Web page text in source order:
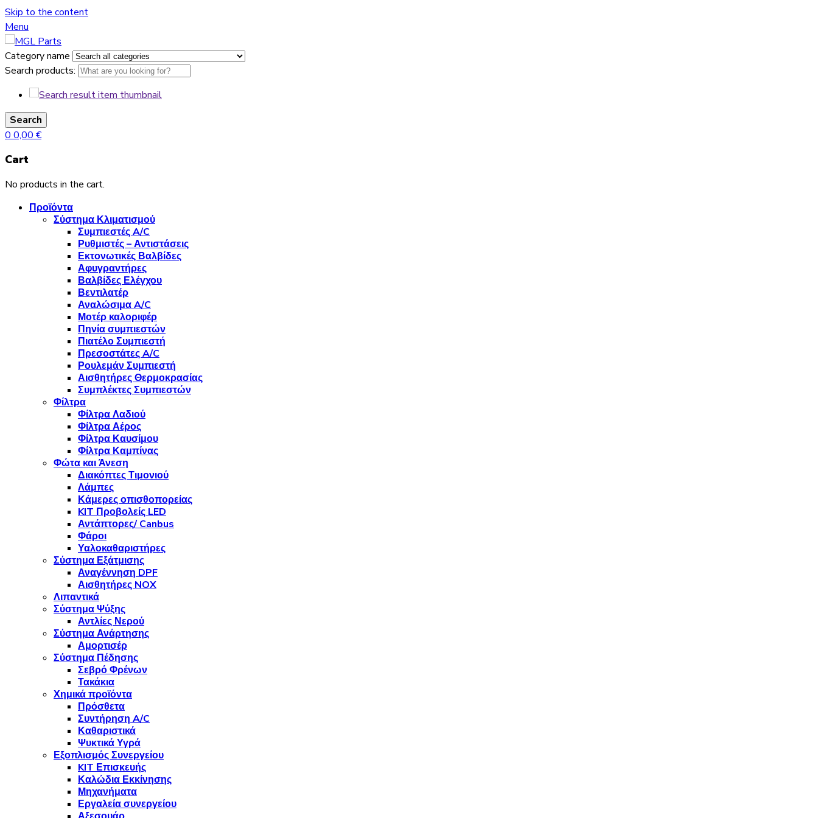
Skip to the content
Menu
Category name
Search products:
Search
0 0,00 €
Cart
No products in the cart.
Προϊόντα
Σύστημα Κλιματισμού
Συμπιεστές A/C
Ρυθμιστές – Αντιστάσεις
Εκτονωτικές Βαλβίδες
Αφυγραντήρες
Βαλβίδες Ελέγχου
Βεντιλατέρ
Αναλώσιμα A/C
Μοτέρ καλοριφέρ
Πηνία συμπιεστών
Πιατέλο Συμπιεστή
Πρεσοστάτες A/C
Ρουλεμάν Συμπιεστή
Αισθητήρες Θερμοκρασίας
Συμπλέκτες Συμπιεστών
Φίλτρα
Φίλτρα Λαδιού
Φίλτρα Αέρος
Φίλτρα Καυσίμου
Φίλτρα Καμπίνας
Φώτα και Άνεση
Διακόπτες Τιμονιού
Λάμπες
Κάμερες οπισθοπορείας
KIT Προβολείς LED
Αντάπτορες/ Canbus
Φάροι
Υαλοκαθαριστήρες
Σύστημα Εξάτμισης
Αναγέννηση DPF
Αισθητήρες NOX
Λιπαντικά
Σύστημα Ψύξης
Αντλίες Νερού
Σύστημα Ανάρτησης
Αμορτισέρ
Σύστημα Πέδησης
Σεβρό Φρένων
Τακάκια
Χημικά προϊόντα
Πρόσθετα
Συντήρηση A/C
Καθαριστικά
Ψυκτικά Υγρά
Εξοπλισμός Συνεργείου
KIT Επισκευής
Καλώδια Εκκίνησης
Μηχανήματα
Εργαλεία συνεργείου